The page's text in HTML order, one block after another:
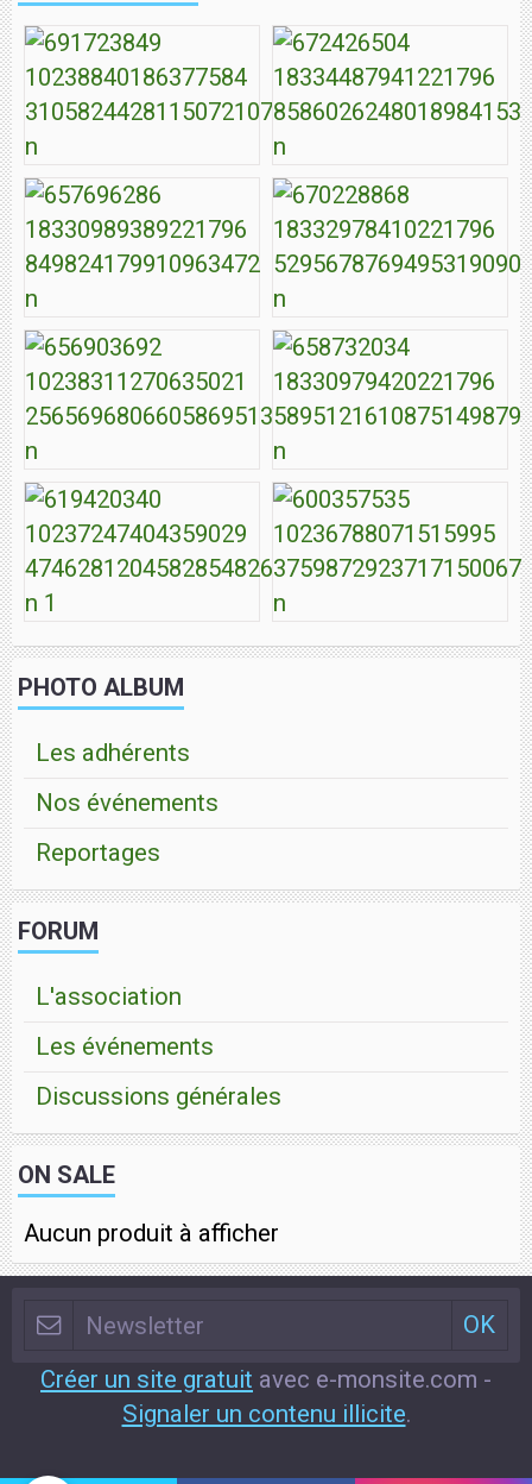
PHOTO ALBUM
Les adhérents
Nos événements
Reportages
FORUM
L'association
Les événements
Discussions générales
ON SALE
Aucun produit à afficher
Créer un site gratuit avec e-monsite.com -
Signaler un contenu illicite.